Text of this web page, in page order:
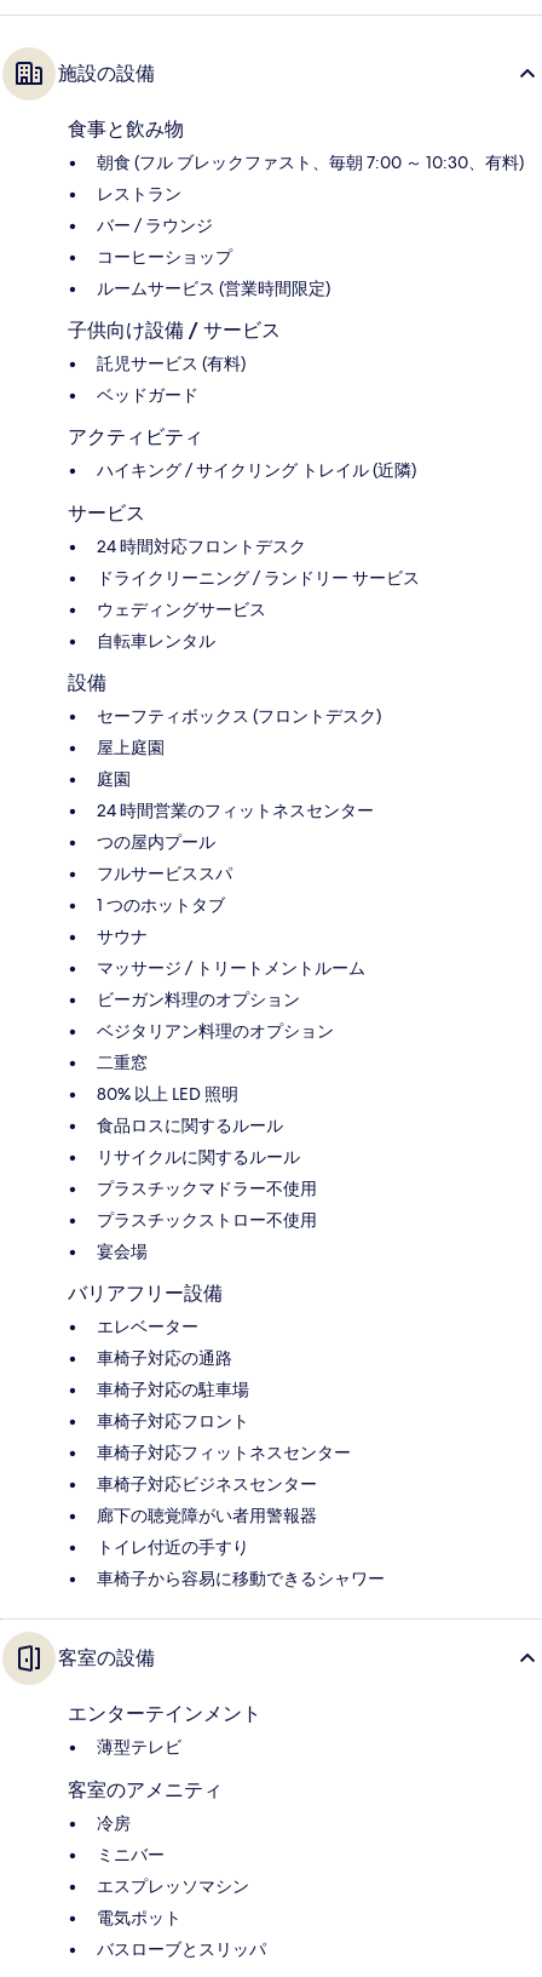
施設の設備
食事と飲み物
朝食 (フル ブレックファスト、毎朝 7:00 ～ 10:30、有料)
レストラン
バー / ラウンジ
コーヒーショップ
ルームサービス (営業時間限定)
子供向け設備 / サービス
託児サービス (有料)
ベッドガード
アクティビティ
ハイキング / サイクリング トレイル (近隣)
サービス
24 時間対応フロントデスク
ドライクリーニング / ランドリー サービス
ウェディングサービス
自転車レンタル
設備
セーフティボックス (フロントデスク)
屋上庭園
庭園
24 時間営業のフィットネスセンター
つの屋内プール
フルサービススパ
1 つのホットタブ
サウナ
マッサージ / トリートメントルーム
ビーガン料理のオプション
ベジタリアン料理のオプション
二重窓
80% 以上 LED 照明
食品ロスに関するルール
リサイクルに関するルール
プラスチックマドラー不使用
プラスチックストロー不使用
宴会場
バリアフリー設備
エレベーター
車椅子対応の通路
車椅子対応の駐車場
車椅子対応フロント
車椅子対応フィットネスセンター
車椅子対応ビジネスセンター
廊下の聴覚障がい者用警報器
トイレ付近の手すり
車椅子から容易に移動できるシャワー
客室の設備
エンターテインメント
薄型テレビ
客室のアメニティ
冷房
ミニバー
エスプレッソマシン
電気ポット
バスローブとスリッパ